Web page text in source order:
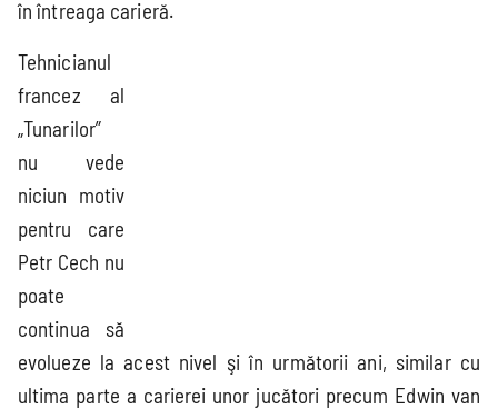
División
Cupe Europene
Champions
League
Echipe naționale
Mondial 2022
în întreaga carieră.
Tehnicianul
francez al
„Tunarilor”
nu vede
niciun motiv
pentru care
Petr Cech nu
poate
continua să
evolueze la acest nivel şi în următorii ani, similar cu
ultima parte a carierei unor jucători precum Edwin van